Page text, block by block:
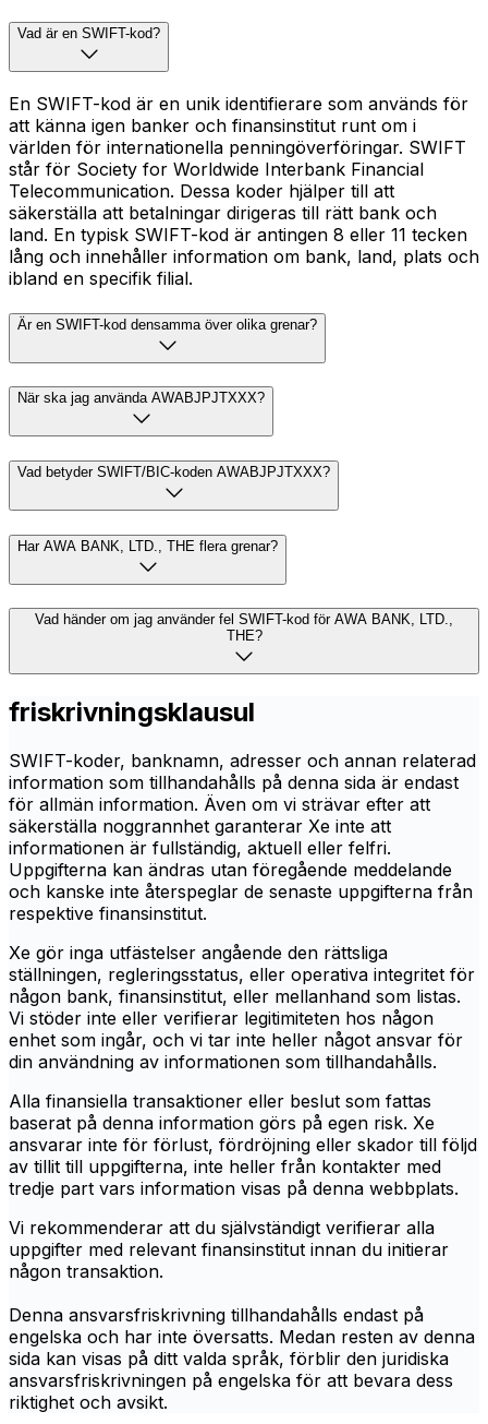
Vad är en SWIFT-kod?
En SWIFT-kod är en unik identifierare som används för
att känna igen banker och finansinstitut runt om i
världen för internationella penningöverföringar. SWIFT
står för Society for Worldwide Interbank Financial
Telecommunication. Dessa koder hjälper till att
säkerställa att betalningar dirigeras till rätt bank och
land. En typisk SWIFT-kod är antingen 8 eller 11 tecken
lång och innehåller information om bank, land, plats och
ibland en specifik filial.
Är en SWIFT-kod densamma över olika grenar?
När ska jag använda AWABJPJTXXX?
Vad betyder SWIFT/BIC-koden AWABJPJTXXX?
Har AWA BANK, LTD., THE flera grenar?
Vad händer om jag använder fel SWIFT-kod för AWA BANK, LTD.,
THE?
friskrivningsklausul
SWIFT-koder, banknamn, adresser och annan relaterad
information som tillhandahålls på denna sida är endast
för allmän information. Även om vi strävar efter att
säkerställa noggrannhet garanterar Xe inte att
informationen är fullständig, aktuell eller felfri.
Uppgifterna kan ändras utan föregående meddelande
och kanske inte återspeglar de senaste uppgifterna från
respektive finansinstitut.
Xe gör inga utfästelser angående den rättsliga
ställningen, regleringsstatus, eller operativa integritet för
någon bank, finansinstitut, eller mellanhand som listas.
Vi stöder inte eller verifierar legitimiteten hos någon
enhet som ingår, och vi tar inte heller något ansvar för
din användning av informationen som tillhandahålls.
Alla finansiella transaktioner eller beslut som fattas
baserat på denna information görs på egen risk. Xe
ansvarar inte för förlust, fördröjning eller skador till följd
av tillit till uppgifterna, inte heller från kontakter med
tredje part vars information visas på denna webbplats.
Vi rekommenderar att du självständigt verifierar alla
uppgifter med relevant finansinstitut innan du initierar
någon transaktion.
Denna ansvarsfriskrivning tillhandahålls endast på
engelska och har inte översatts. Medan resten av denna
sida kan visas på ditt valda språk, förblir den juridiska
ansvarsfriskrivningen på engelska för att bevara dess
riktighet och avsikt.